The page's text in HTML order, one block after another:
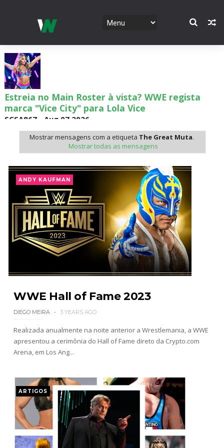
Estreia no Main Roster à vista? WWE regista
marca "Vice City" para Lola Vice
SCSA867- Aug 07 2026
Recomeço na AEW: Daniel Garcia revela como
Jon Moxley salvou a identidade da empresa
junto dos fãs
SCSA867-Aug 07 2026
Drama no SummerSlam 2026: WWE esteve perto
de interromper combate de Brie Bella após
lesão grave no ombro
WWE: Nikki Bella não quer continuar na WWE
SCSA867-Aug 07 2026
WWE: Possível adversário de Roman Reigns no
México revelado
Mostrar mensagens com a etiqueta The Great Muta.
Mostrar todas as mensagens
ANDY KAUFMAN
WWE Hall of Fame 2023
DIEGO MEIRA 3 YEARS AGO
Realizada anualmente na noite anterior a Wrestlemania, a WWE
apresentou a cerimônia do Hall of Fame direto da Crypto.com
Arena, em Los Ang...
ARTIGOS